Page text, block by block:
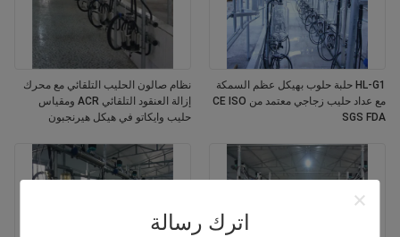
اترك رسالة
نظام صالون الحليب التلقائي مع محرك
إزالة العنقود التلقائي ACR ومقياس
حليب وايكاتو في هيكل هيرنجبون
HL-G1 حلبة حلوب بهيكل عظم السمكة
مع عداد حليب زجاجي معتمد من CE ISO
SGS FDA